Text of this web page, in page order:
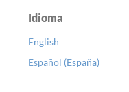
Idioma
English
Español (España)